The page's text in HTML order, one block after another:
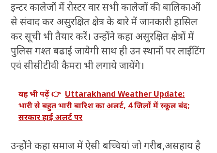
इन्टर कालेजों में रोस्टर वार सभी कालेजों की बालिकाओं
से संवाद कर असुरक्षित क्षेत्र के बारे में जानकारी हासिल
कर सूची भी तैयार करें। उन्होंने कहा असुरक्षित क्षेत्रों में
पुलिस गश्त बढाई जायेगी साथ ही उन स्थानों पर लाईटिंग
एवं सीसीटीवी कैमरा भी लगाये जायेंगे।
यह भी पढ़ें 👉 Uttarakhand Weather Update:
भारी से बहुत भारी बारिश का अलर्ट, 4 जिलों में स्कूल बंद;
सरकार हाई अलर्ट पर
उन्होेंने कहा समाज में ऐसी बच्चियां जो गरीब,असहाय है